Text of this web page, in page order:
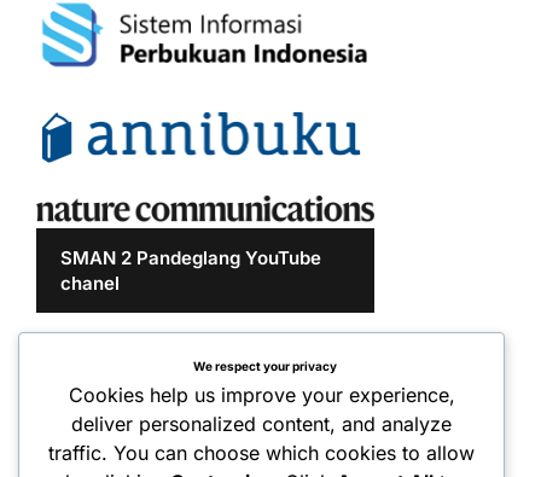
SMAN 2 Pandeglang YouTube
chanel
We respect your privacy
Cookies help us improve your experience,
deliver personalized content, and analyze
traffic. You can choose which cookies to allow